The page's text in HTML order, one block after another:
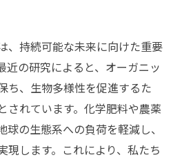
、持続可能な未来に向けた重要
近の研究によると、オーガニッ
ち、生物多様性を促進するた
されています。化学肥料や農薬
球の生態系への負荷を軽減し、
現します。これにより、私たち